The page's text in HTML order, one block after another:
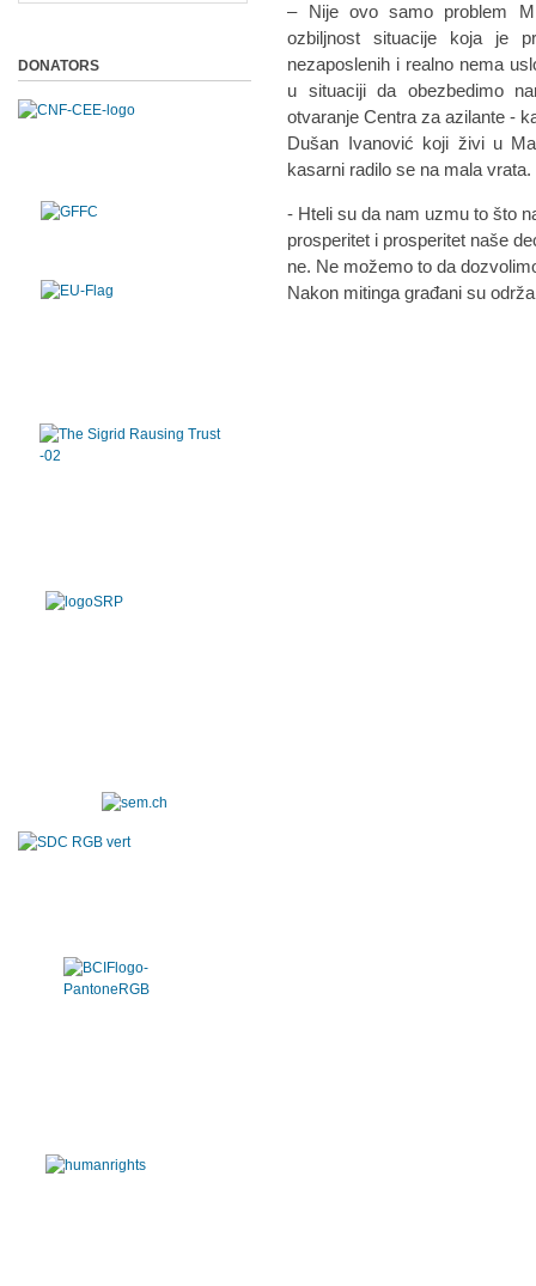
– Nije ovo samo problem
ozbiljnost situacije koja je
nezaposlenih i realno nema
u situaciji da obezbedimo
otvaranje Centra za azilante -
Dušan Ivanović koji živi u
kasarni radilo se na mala vrata.
- Hteli su da nam uzmu to što
prosperitet i prosperitet naše
ne. Ne možemo to da
Nakon mitinga građani su
DONATORS